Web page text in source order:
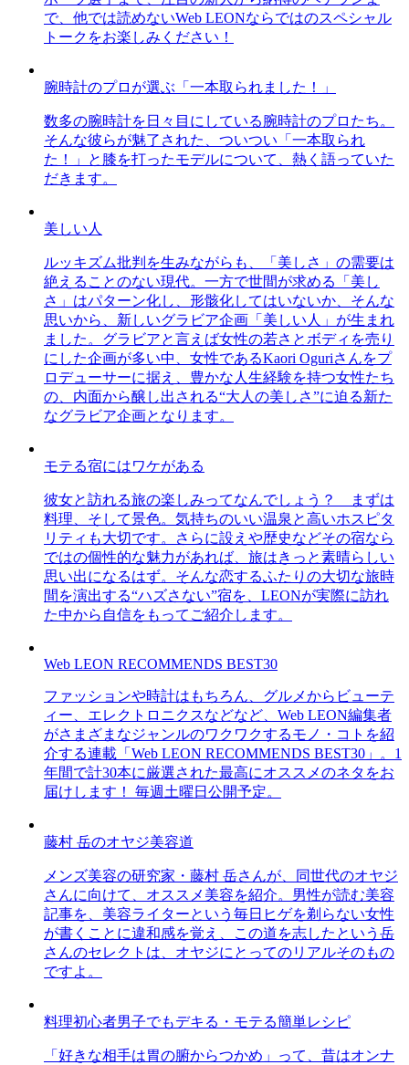
で、他では読めないWeb LEONならではのスペシャル
トークをお楽しみください！
腕時計のプロが選ぶ「一本取られました！」
数多の腕時計を日々目にしている腕時計のプロたち。
そんな彼らが魅了された、ついつい「一本取られ
た！」と膝を打ったモデルについて、熱く語っていた
だきます。
美しい人
ルッキズム批判を生みながらも、「美しさ」の需要は
絶えることのない現代。一方で世間が求める「美し
さ」はパターン化し、形骸化してはいないか、そんな
思いから、新しいグラビア企画「美しい人」が生まれ
ました。グラビアと言えば女性の若さとボディを売り
にした企画が多い中、女性であるKaori Oguriさんをプ
ロデューサーに据え、豊かな人生経験を持つ女性たち
の、内面から醸し出される“大人の美しさ”に迫る新た
なグラビア企画となります。
モテる宿にはワケがある
彼女と訪れる旅の楽しみってなんでしょう？ まずは
料理、そして景色。気持ちのいい温泉と高いホスピタ
リティも大切です。さらに設えや歴史などその宿なら
ではの個性的な魅力があれば、旅はきっと素晴らしい
思い出になるはず。そんな恋するふたりの大切な旅時
間を演出する“ハズさない”宿を、LEONが実際に訪れ
た中から自信をもってご紹介します。
Web LEON RECOMMENDS BEST30
ファッションや時計はもちろん、グルメからビューテ
ィー、エレクトロニクスなどなど、Web LEON編集者
がさまざまなジャンルのワクワクするモノ・コトを紹
介する連載「Web LEON RECOMMENDS BEST30」。1
年間で計30本に厳選された最高にオススメのネタをお
届けします！ 毎週土曜日公開予定。
藤村 岳のオヤジ美容道
メンズ美容の研究家・藤村 岳さんが、同世代のオヤジ
さんに向けて、オススメ美容を紹介。男性が読む美容
記事を、美容ライターという毎日ヒゲを剃らない女性
が書くことに違和感を覚え、この道を志したという岳
さんのセレクトは、オヤジにとってのリアルそのもの
ですよ。
料理初心者男子でもデキる・モテる簡単レシピ
「好きな相手は胃の腑からつかめ」って、昔はオンナ